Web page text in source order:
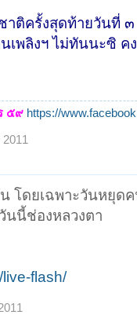
าติครั้งสุดท้ายวันที่
เพลิงฯ ไม่ทันนะซิ
๕๙ https://
โดยเฉพาะวันหยุด
นนี้ช่องหลวงตา
flash/